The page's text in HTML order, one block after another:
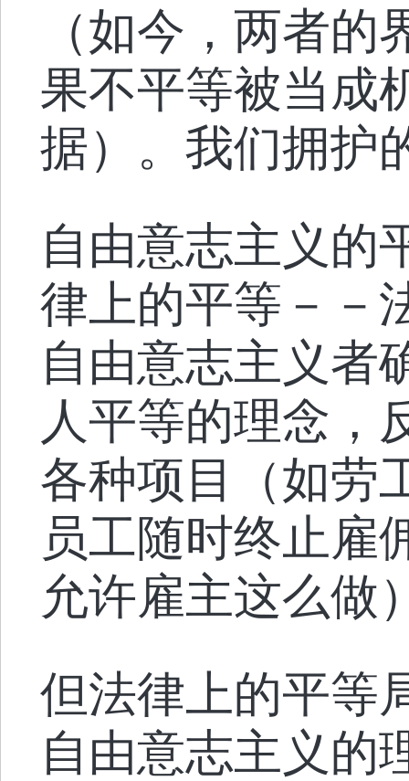
（如今，两者
果不平等被当成
据）。我们拥护
自由意志主义的
律上的平等－－
自由意志主义者
人平等的理念，
各种项目（如劳
员工随时终止雇
允许雇主这么做
但法律上的平等
自由意志主义的